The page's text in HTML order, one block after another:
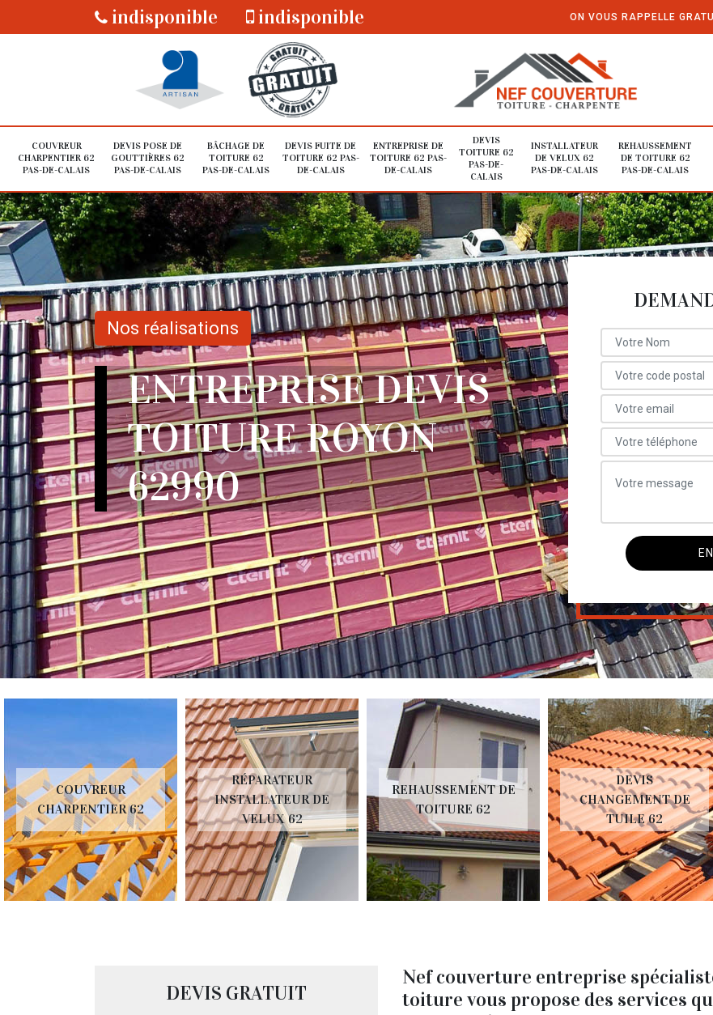
indisponible indisponible ON VOUS RAPPELLE
COUVREUR
CHARPENTIER 62
PAS-DE-CALAIS
DEVIS POSE DE
GOUTTIÈRES 62
PAS-DE-CALAIS
BÂCHAGE DE
TOITURE 62
PAS-DE-CALAIS
DEVIS FUITE DE
TOITURE 62 PAS-
DE-CALAIS
ENTREPRISE DE
TOITURE 62 PAS-
DE-CALAIS
DEVIS
TOITURE 62
PAS-DE-
CALAIS
INSTALLATEUR
DE VELUX 62
PAS-DE-CALAIS
REHAUSSEMENT
DE TOITURE 62
PAS-DE-CALAIS
Nos réalisations
ENTREPRISE DEVIS
TOITURE ROYON
62990
COUVREUR
CHARPENTIER 62
RÉPARATEUR
INSTALLATEUR DE
VELUX 62
REHAUSSEMENT DE
TOITURE 62
DEVIS
CHANGEMENT DE
TUILE 62
DEVIS GRATUIT
Nef couverture entreprise
toiture vous propose des services